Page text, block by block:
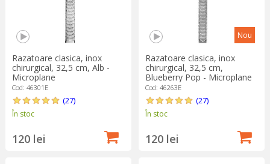
Razatoare clasica, inox
chirurgical, 32,5 cm, Alb -
Microplane
Cod: 46301E
(27)
În stoc
120 lei
Nou
Razatoare clasica, inox
chirurgical, 32,5 cm,
Blueberry Pop - Microplane
Cod: 46263E
(27)
În stoc
120 lei